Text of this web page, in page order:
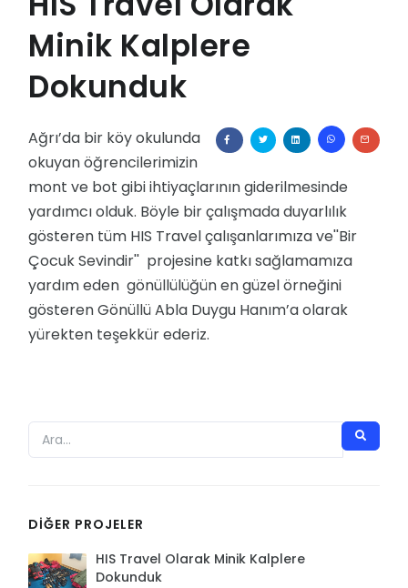
Global Garanti
Bleisure Assistant
Diğer Sektörler
Minik Kalplere
Dokunduk
Ağrı’da bir köy okulunda
okuyan öğrencilerimizin
mont ve bot gibi ihtiyaçlarının giderilmesinde
yardımcı olduk. Böyle bir çalışmada duyarlılık
gösteren tüm HIS Travel çalışanlarımıza ve''Bir
Çocuk Sevindir'' projesine katkı sağlamamıza
yardım eden gönüllülüğün en güzel örneğini
gösteren Gönüllü Abla Duygu Hanım’a olarak
yürekten teşekkür ederiz.
DIĞER PROJELER
HIS Travel Olarak Minik Kalplere
Dokunduk